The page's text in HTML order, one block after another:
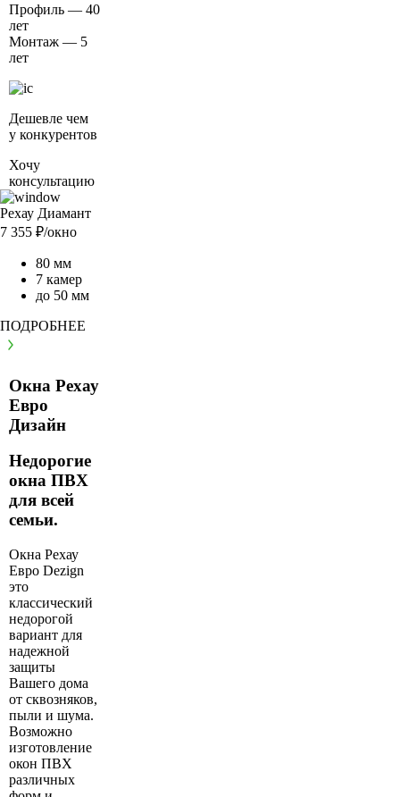
Профиль — 40
лет
Монтаж — 5
лет
Дешевле чем
у конкурентов
Хочу
консультацию
Рехау Диамант
7 355 ₽/окно
80 мм
7 камер
до 50 мм
ПОДРОБНЕЕ
Окна Рехау
Евро
Дизайн
Недорогие
окна ПВХ
для всей
семьи.
Окна Рехау
Евро Dezign
это
классический
недорогой
вариант для
надежной
защиты
Вашего дома
от сквозняков,
пыли и шума.
Возможно
изготовление
окон ПВХ
различных